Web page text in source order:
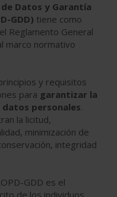
Datos y Garantía
GDD) tiene como
Reglamento General
marco normativo
y requisitos
para garantizar la
personales.
la licitud,
minimización de
integridad
GDD es el